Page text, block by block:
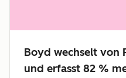
Boyd wechselt von
und erfasst 82 %